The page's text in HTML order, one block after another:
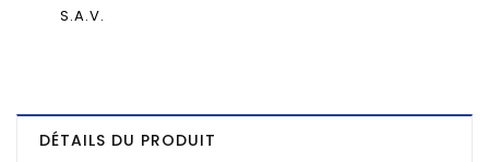
S.A.V.
DÉTAILS DU PRODUIT